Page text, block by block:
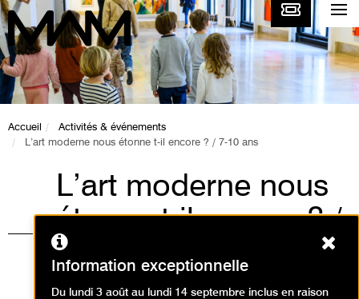
Accueil
Activités & événements
L’art moderne nous étonne t-il encore ? / 7-10 ans
L’art moderne nous
étonne t-il encore ? /
7-10 ans
Ateliers / Atelier arts plastiques
Information exceptionnelle
Du lundi 3 août au lundi 14 septembre inclus en raison